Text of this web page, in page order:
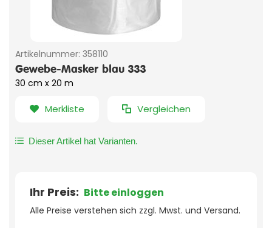
Artikelnummer: 358110
Gewebe-Masker blau 333
30 cm x 20 m
Merkliste Vergleichen
Dieser Artikel hat Varianten.
Ihr Preis: Bitte einloggen
Alle Preise verstehen sich zzgl. Mwst. und Versand.